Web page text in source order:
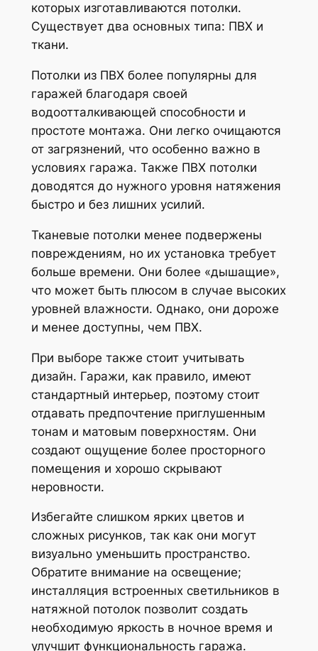
которых изготавливаются потолки.
Существует два основных типа: ПВХ и
ткани.
Потолки из ПВХ более популярны для
гаражей благодаря своей
водоотталкивающей способности и
простоте монтажа. Они легко очищаются
от загрязнений, что особенно важно в
условиях гаража. Также ПВХ потолки
доводятся до нужного уровня натяжения
быстро и без лишних усилий.
Тканевые потолки менее подвержены
повреждениям, но их установка требует
больше времени. Они более «дышащие»,
что может быть плюсом в случае высоких
уровней влажности. Однако, они дороже
и менее доступны, чем ПВХ.
При выборе также стоит учитывать
дизайн. Гаражи, как правило, имеют
стандартный интерьер, поэтому стоит
отдавать предпочтение приглушенным
тонам и матовым поверхностям. Они
создают ощущение более просторного
помещения и хорошо скрывают
неровности.
Избегайте слишком ярких цветов и
сложных рисунков, так как они могут
визуально уменьшить пространство.
Обратите внимание на освещение;
инсталляция встроенных светильников в
натяжной потолок позволит создать
необходимую яркость в ночное время и
улучшит функциональность гаража.